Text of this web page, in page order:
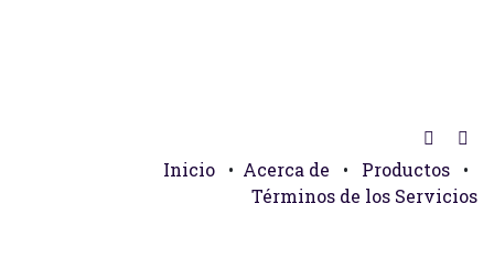
Inicio • Acerca de • Productos
•
Términos de los Servicios